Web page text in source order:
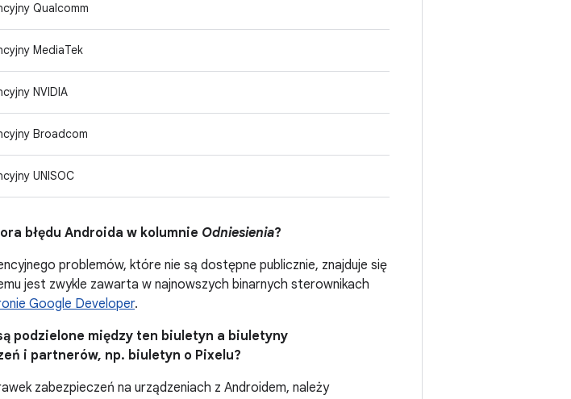
Qualcomm
MediaTek
NVIDIA
Broadcom
UNISOC
błędu Androida w kolumnie Odniesienia?
problemów, które nie są dostępne publicznie, znajduje się
jest zwykle zawarta w najnowszych binarnych sterownikach
Google Developer.
podzielone między ten biuletyn a biuletyny
i partnerów, np. biuletyn o Pixelu?
zabezpieczeń na urządzeniach z Androidem, należy